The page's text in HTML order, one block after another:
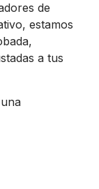
de
estamos
a tus